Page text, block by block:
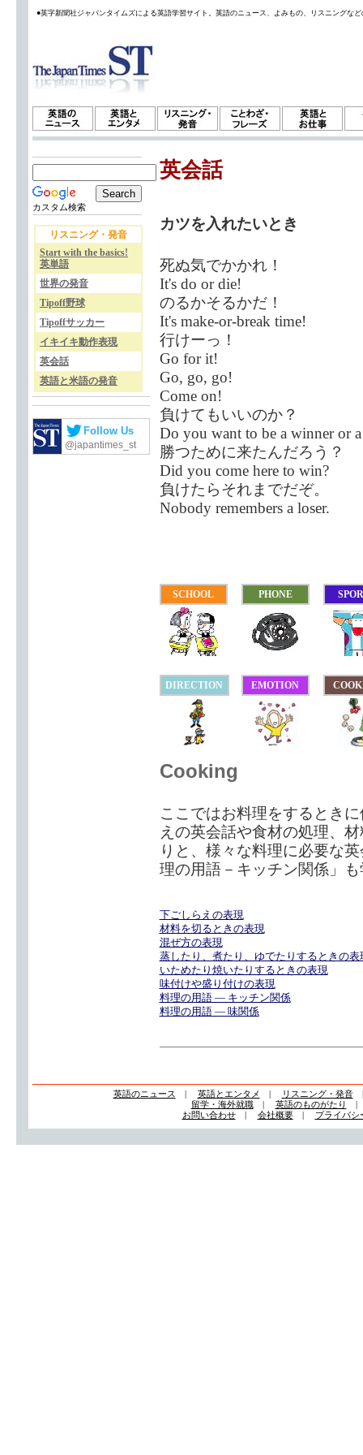
●英字新聞社ジャパンタイムズによる英語学習サイト。英語のニュース、よみもの、リスニングな
カスタム検索
リスニング・発音
Start with the basics!
英単語
世界の発音
Tipoff野球
Tipoffサッカー
イキイキ動作表現
英会話
英語と米語の発音
Follow Us
@japantimes_st
英会話
カツを入れたいとき
死ぬ気でかかれ！
It's do or die!
のるかそるかだ！
It's make-or-break time!
行けーっ！
Go for it!
Go, go, go!
Come on!
負けてもいいのか？
Do you want to be a winner or
勝つために来たんだろう？
Did you come here to win?
負けたらそれまでだぞ。
Nobody remembers a loser.
SCHOOL PHONE
DIRECTION EMOTION
Cooking
ここではお料理をするとき
えの英会話や食材の処理、
りと、様々な料理に必要な
理の用語－キッチン関係」
下ごしらえの表現
材料を切るときの表現
混ぜ方の表現
蒸したり、煮たり、ゆでたりするときの表
いためたり焼いたりするときの表現
味付けや盛り付けの表現
料理の用語 — キッチン関係
料理の用語 — 味関係
英語のニュース | 英語とエンタメ | リスニング・発音
留学・海外就職| 英語のものがたり
お問い合わせ| 会社概要| プライバシ